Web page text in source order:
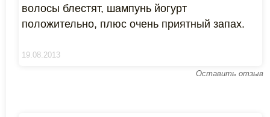
волосы блестят, шампунь йогурт
положительно, плюс очень приятный запах.
19.08.2013
Оставить отзыв